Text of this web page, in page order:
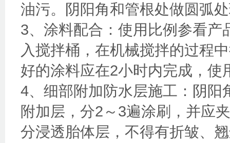
油污。阴阳角和管根处做圆弧
3、涂料配合：使用比例参看
入搅拌桶，在机械搅拌的过程
好的涂料应在2小时内完成，使
4、细部附加防水层施工：阴
附加层，分2～3遍涂刷，并应
分浸透胎体层，不得有折皱、